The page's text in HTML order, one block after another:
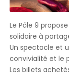
Le Pôle 9
solidaire à
Un spectacle et
convivialité et le
Les billets